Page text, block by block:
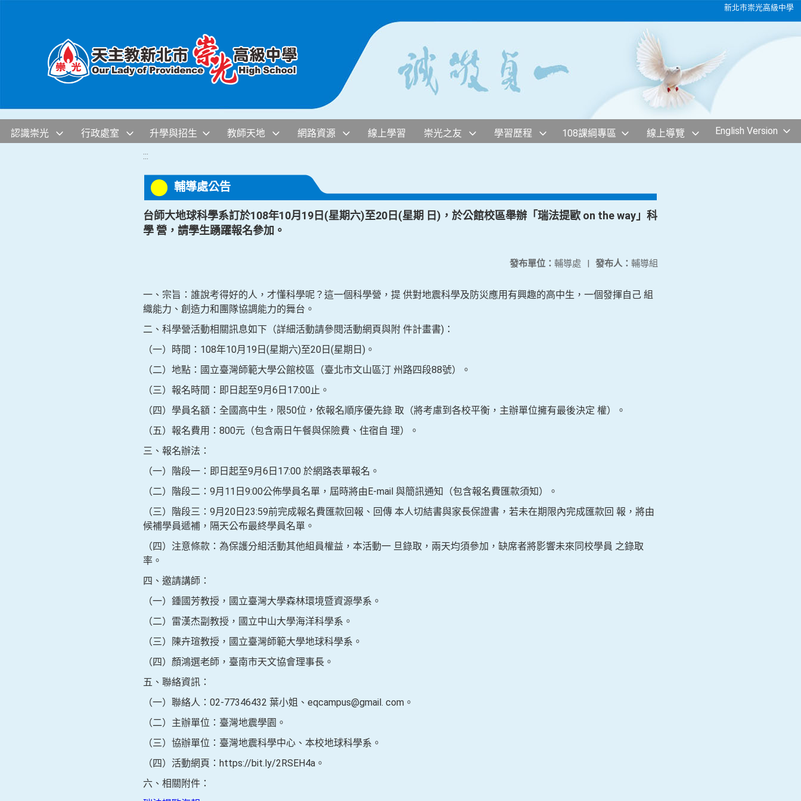
新北市崇光高級中學
認識崇光 行政處室 升學與招生 教師天地 網路資源 線上學習 崇光之友 學習歷程 108課綱專區 線上導覽 English Version
:::
輔導處公告
台師大地球科學系訂於108年10月19日(星期六)至20日(星期 日)，於公館校區舉辦「瑞法提歐 on the way」科
學 營，請學生踴躍報名參加。
發布人： 輔導組
發布單位： 輔導處 |
一、宗旨：誰說考得好的人，才懂科學呢？這一個科學營，提 供對地震科學及防災應用有興趣的高中生，一個發揮自己 組
織能力、創造力和團隊協調能力的舞台。
二、科學營活動相關訊息如下（詳細活動請參閱活動網頁與附 件計畫書)：
（一）時間：108年10月19日(星期六)至20日(星期日)。
（二）地點：國立臺灣師範大學公館校區（臺北市文山區汀 州路四段88號）。
（三）報名時間：即日起至9月6日17:00止。
（四）學員名額：全國高中生，限50位，依報名順序優先錄 取（將考慮到各校平衡，主辦單位擁有最後決定 權）。
（五）報名費用：800元（包含兩日午餐與保險費、住宿自 理）。
三、報名辦法：
（一）階段一：即日起至9月6日17:00 於網路表單報名。
（二）階段二：9月11日9:00公佈學員名單，屆時將由E-mail 與簡訊通知（包含報名費匯款須知）。
（三）階段三：9月20日23:59前完成報名費匯款回報、回傳 本人切結書與家長保證書，若未在期限內完成匯款回 報，將由
候補學員遞補，隔天公布最終學員名單。
（四）注意條款：為保護分組活動其他組員權益，本活動一 旦錄取，兩天均須參加，缺席者將影響未來同校學員 之錄取
率。
四、邀請講師：
（一）鍾國芳教授，國立臺灣大學森林環境暨資源學系。
（二）雷漢杰副教授，國立中山大學海洋科學系。
（三）陳卉瑄教授，國立臺灣師範大學地球科學系。
（四）顏鴻選老師，臺南市天文協會理事長。
五、聯絡資訊：
（一）聯絡人：02-77346432 葉小姐、eqcampus@gmail. com。
（二）主辦單位：臺灣地震學園。
（三）協辦單位：臺灣地震科學中心、本校地球科學系。
（四）活動網頁：https://bit.ly/2RSEH4a。
六、相關附件：